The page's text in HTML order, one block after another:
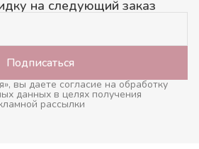
на следующий заказ
Подписаться
вы даете согласие на обработку
данных в целях получения
рассылки